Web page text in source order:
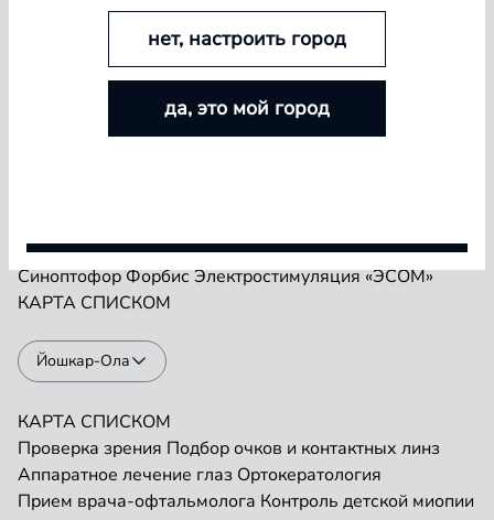
Аппаратное лечение глаз Ортокератология
Прием врача-офтальмологаКонтроль детской миопии
Магнитотерапия «АМО-АТОС»Макулотестер
СиноптофорФорбисЭлектростимуляция «ЭСОМ»
КАРТА СПИСКОМ
Йошкар-Ола
КАРТА СПИСКОМ
Проверка зрения Подбор очков и контактных линз
Аппаратное лечение глаз Ортокератология
Прием врача-офтальмолога Контроль детской миопии
БОЛЬШЕ ЛИНЗ — БОЛЬШЕ СКИДКА
Покупайте контактные линзы Airway и увеличивайте
размер скидки — от 5% до 15%
нет, настроить город
да, это мой город